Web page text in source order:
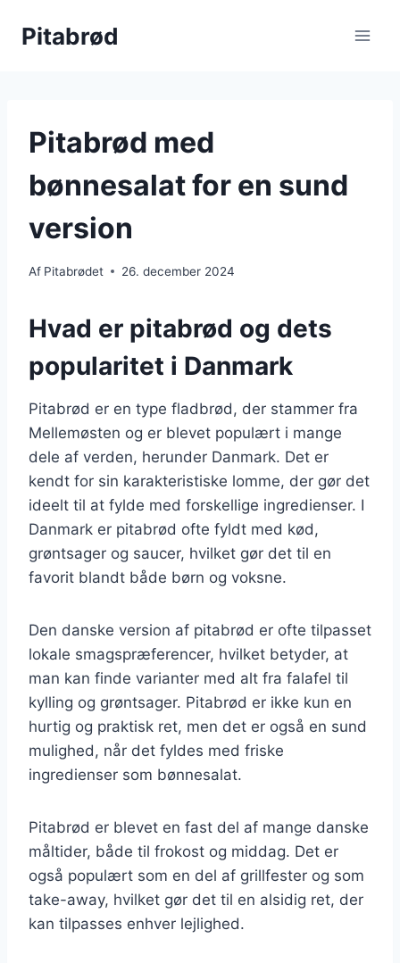
Pitabrød
Pitabrød med
bønnesalat for en sund
version
Af Pitabrødet 26. december 2024
Hvad er pitabrød og dets
popularitet i Danmark
Pitabrød er en type fladbrød, der stammer fra
Mellemøsten og er blevet populært i mange
dele af verden, herunder Danmark. Det er
kendt for sin karakteristiske lomme, der gør det
ideelt til at fylde med forskellige ingredienser. I
Danmark er pitabrød ofte fyldt med kød,
grøntsager og saucer, hvilket gør det til en
favorit blandt både børn og voksne.
Den danske version af pitabrød er ofte tilpasset
lokale smagspræferencer, hvilket betyder, at
man kan finde varianter med alt fra falafel til
kylling og grøntsager. Pitabrød er ikke kun en
hurtig og praktisk ret, men det er også en sund
mulighed, når det fyldes med friske
ingredienser som bønnesalat.
Pitabrød er blevet en fast del af mange danske
måltider, både til frokost og middag. Det er
også populært som en del af grillfester og som
take-away, hvilket gør det til en alsidig ret, der
kan tilpasses enhver lejlighed.